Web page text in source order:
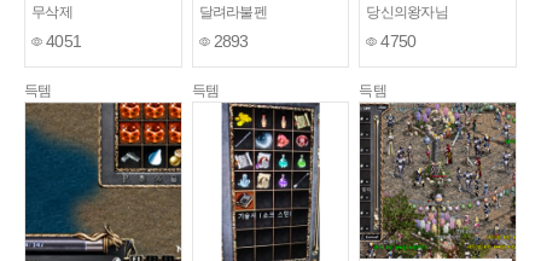
무삭제
4051
달려라불펜
2893
당신의왕자님
4750
득템 득템 득템